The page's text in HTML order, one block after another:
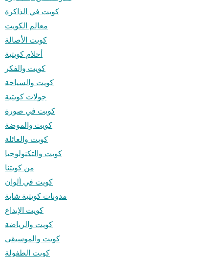
كويت في الذاكرة
معالم الكويت
كويت الأصالة
أحلام كويتية
كويت والفكر
كويت والسياحة
جولات كويتية
كويت في صورة
كويت والموضة
كويت والعائلة
كويت والتكنولوجيا
من كويتنا
كويت في ألوان
مدونات كويتية شابة
كويت الإبداع
كويت والرياضة
كويت والموسيقى
كويت الطفولة